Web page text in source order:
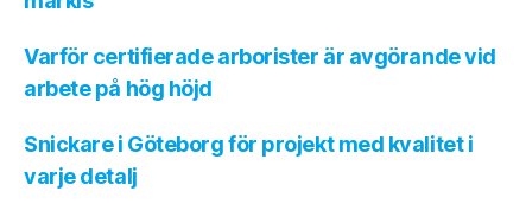
Varför certifierade arborister är avgörande vid
arbete på hög höjd
Snickare i Göteborg för projekt med kvalitet i
varje detalj